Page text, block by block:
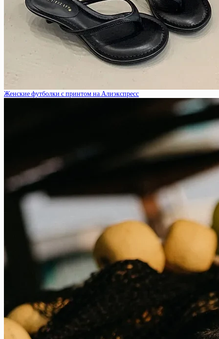
Женские футболки с принтом на Алиэкспресс